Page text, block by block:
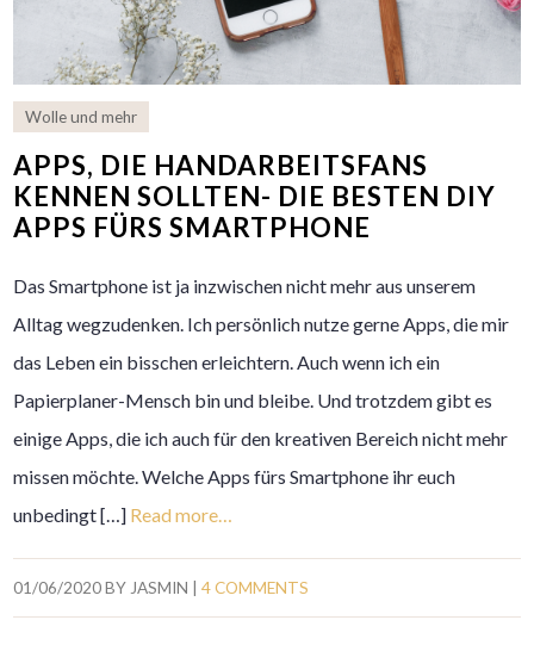
Wolle und mehr
APPS, DIE HANDARBEITSFANS
KENNEN SOLLTEN- DIE BESTEN DIY
APPS FÜRS SMARTPHONE
Das Smartphone ist ja inzwischen nicht mehr aus unserem
Alltag wegzudenken. Ich persönlich nutze gerne Apps, die mir
das Leben ein bisschen erleichtern. Auch wenn ich ein
Papierplaner-Mensch bin und bleibe. Und trotzdem gibt es
einige Apps, die ich auch für den kreativen Bereich nicht mehr
missen möchte. Welche Apps fürs Smartphone ihr euch
unbedingt […] Read more…
01/06/2020BY JASMIN |4 COMMENTS